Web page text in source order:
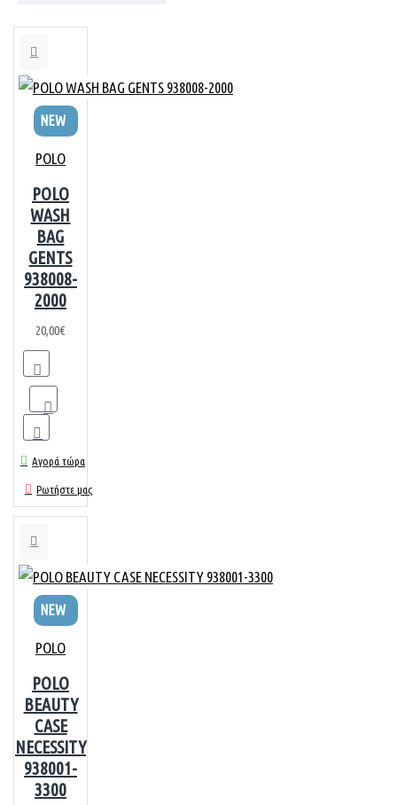
NEW
POLO
POLO
WASH
BAG
GENTS
938008-
2000
20,00€
Αγορά τώρα
Ρωτήστε μας
NEW
POLO
POLO
BEAUTY
CASE
NECESSITY
938001-
3300